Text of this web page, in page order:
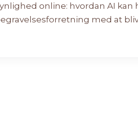
online: hvordan AI kan
med at